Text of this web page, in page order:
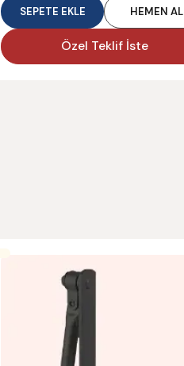
SEPETE EKLE HEMEN AL
Özel Teklif İste